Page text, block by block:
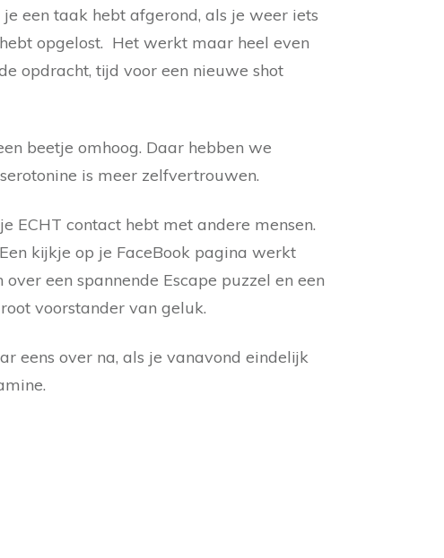
een taak hebt afgerond, als je weer iets
opgelost. Het werkt maar heel even
opdracht, tijd voor een nieuwe shot
beetje omhoog. Daar hebben we
is meer zelfvertrouwen.
ECHT contact hebt met andere mensen.
kijkje op je FaceBook pagina werkt
een spannende Escape puzzel en een
voorstander van geluk.
eens over na, als je vanavond eindelijk